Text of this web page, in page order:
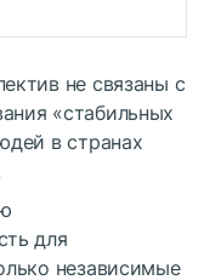
не связаны с
«стабильных
в странах
для
независимые